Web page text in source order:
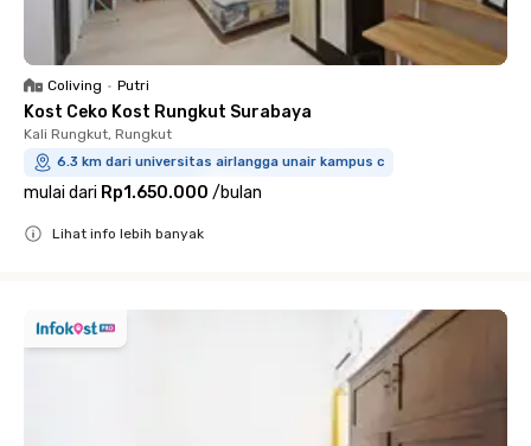
Coliving • Putri
Kost Ceko Kost Rungkut Surabaya
Kali Rungkut, Rungkut
6.3 km dari universitas airlangga unair kampus c
mulai dari Rp1.650.000 /bulan
Lihat info lebih banyak